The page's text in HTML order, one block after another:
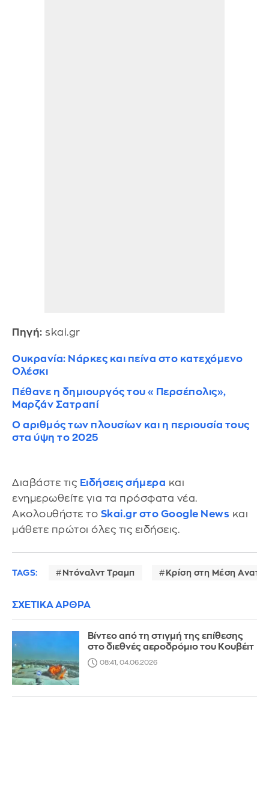
Πηγή: skai.gr
Ουκρανία: Νάρκες και πείνα στο κατεχόμενο
Ολέσκι
Πέθανε η δημιουργός του «Περσέπολις»,
Μαρζάν Σατραπί
Ο αριθμός των πλουσίων και η περιουσία τους
στα ύψη το 2025
Διαβάστε τις Ειδήσεις σήμερα και
ενημερωθείτε για τα πρόσφατα νέα.
Ακολουθήστε το Skai.gr στο Google News και
μάθετε πρώτοι όλες τις ειδήσεις.
TAGS: Ντόναλντ Τραμπ Κρίση στη Μέση
ΣΧΕΤΙΚΑ ΑΡΘΡΑ
Βίντεο από τη στιγμή της επίθεσης
στο διεθνές αεροδρόμιο του Κουβέιτ
08:41, 04.06.2026